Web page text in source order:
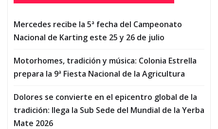
Mercedes recibe la 5ª fecha del Campeonato
Nacional de Karting este 25 y 26 de julio
Motorhomes, tradición y música: Colonia Estrella
prepara la 9ª Fiesta Nacional de la Agricultura
Dolores se convierte en el epicentro global de la
tradición: llega la Sub Sede del Mundial de la Yerba
Mate 2026